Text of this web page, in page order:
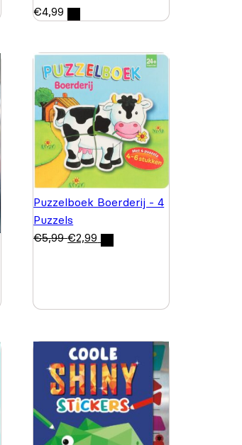
€4,99
Puzzelboek Boerderij - 4
Puzzels
€5,99 €2,99